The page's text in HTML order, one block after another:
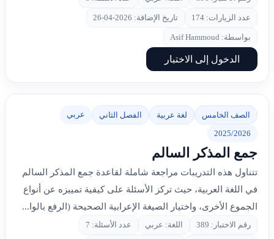
عدد الزيارات: 174 تاريخ الإضافة: 2026-04-26
بواسطة: Asif Hammoud
الدخول إلى الاختبار
الصف الخامس لغة عربية الفصل الثاني عربي
2025/2026
جمع المذكر السالم
تتناول هذه التدريبات مراجعة شاملة لقاعدة جمع المذكر السالم
في اللغة العربية، حيث تركز الأسئلة على كيفية تمييزه عن أنواع
الجموع الأخرى، واختيار الصيغة الإعرابية الصحيحة (الرفع بالوا...
رقم الاختبار: 389 اللغة: عربي عدد الأسئلة: 7